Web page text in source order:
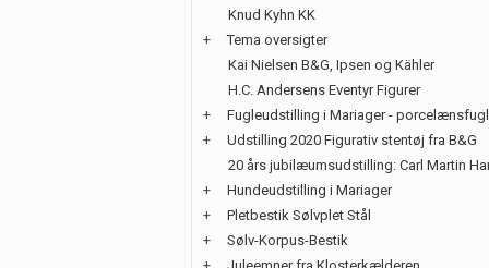
Knud Kyhn KK
+
Tema oversigter
Kai Nielsen B&G, Ipsen og Kähler
H.C. Andersens Eventyr Figurer
+
Fugleudstilling i Mariager -
+
Udstilling 2020 Figurativ stentøj fra B&G
20 års jubilæumsudstilling: Carl Martin
+
Hundeudstilling i Mariager
+
Pletbestik Sølvplet Stål
+
Sølv-Korpus-Bestik